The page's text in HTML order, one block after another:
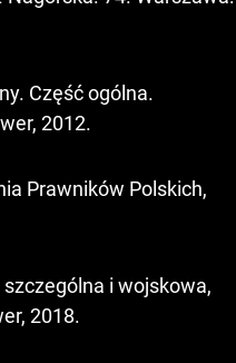
Część ogólna.
2012.
Prawników Polskich,
szczególna i wojskowa,
2018.